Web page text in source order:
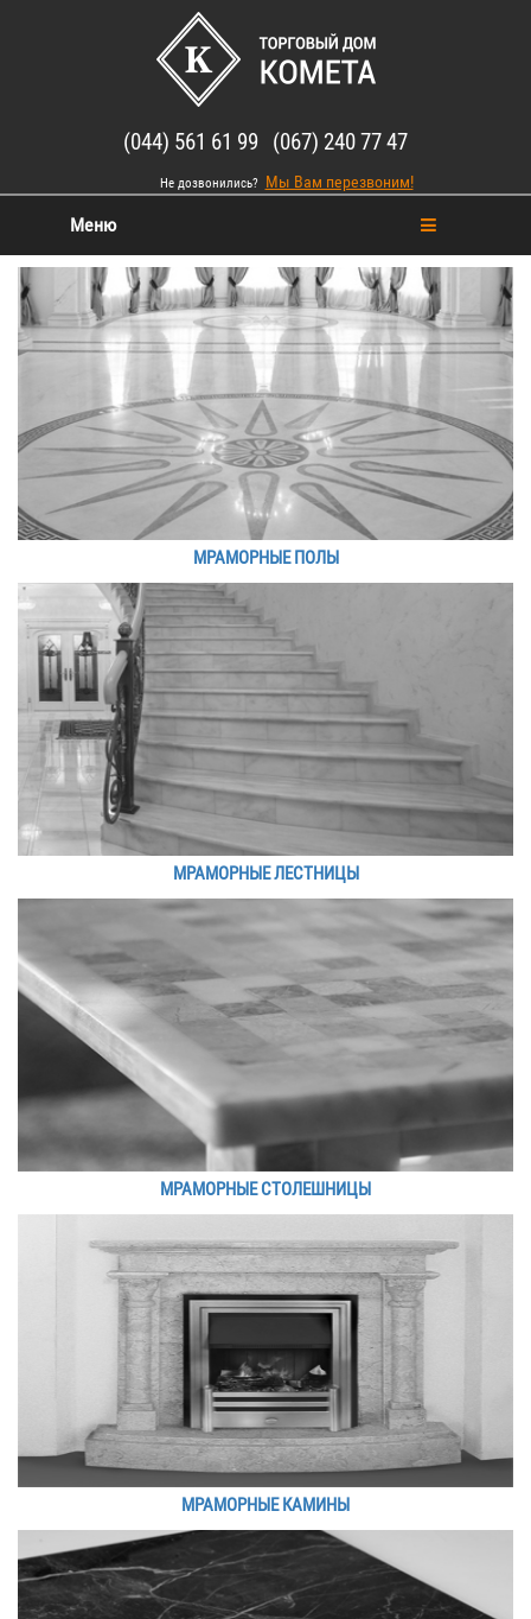
(044) 561 61 99 (067) 240 77 47
Не дозвонились? Мы Вам перезвоним!
Меню
МРАМОРНЫЕ ПОЛЫ
МРАМОРНЫЕ ЛЕСТНИЦЫ
МРАМОРНЫЕ СТОЛЕШНИЦЫ
МРАМОРНЫЕ КАМИНЫ